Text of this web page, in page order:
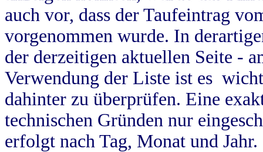
auch vor, dass der Taufeintrag
vorgenommen wurde. In
der derzeitigen aktuellen Seite -
Verwendung der Liste ist es
dahinter zu überprüfen. Eine
technischen Gründen nur
erfolgt nach Tag, Monat und Jahr.